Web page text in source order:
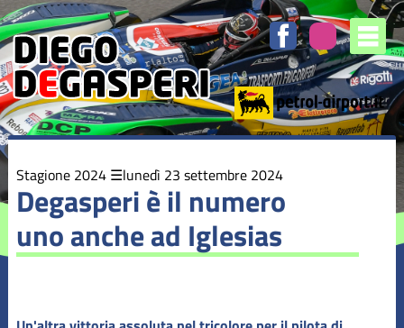
Stagione 2024 lunedì 23 settembre 2024
Degasperi è il numero
uno anche ad Iglesias
degli
argomenti
delle
notizie:
Stagione
2016
Stagione
2017
Stagione
2018